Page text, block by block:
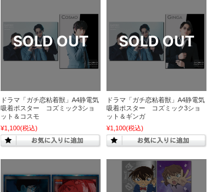
ドラマ「ガチ恋粘着獣」A4静電気
吸着ポスター コズミック3ショ
ット＆コスモ
¥1,100(税込)
ドラマ「ガチ恋粘着獣」A4静電気
吸着ポスター コズミック3ショ
ット＆ギンガ
¥1,100(税込)